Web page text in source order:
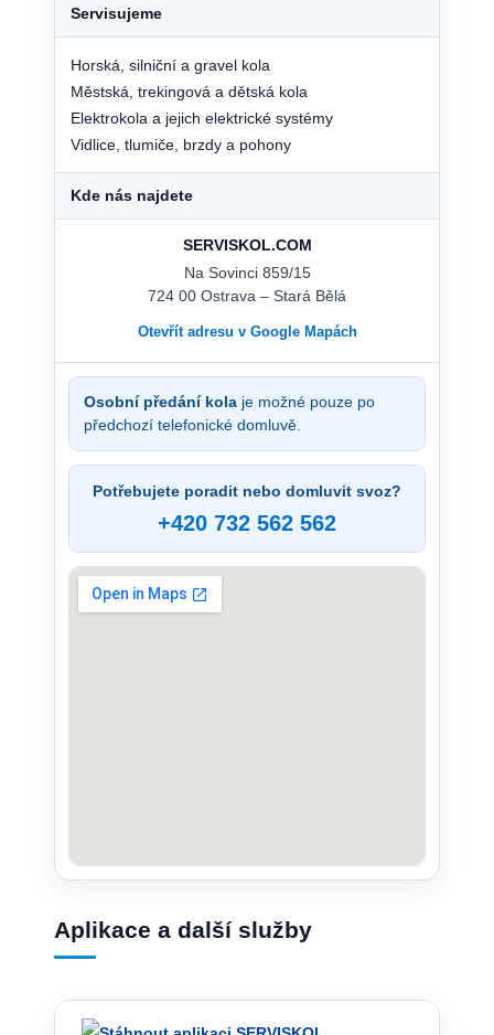
Servisujeme
Horská, silniční a gravel kola
Městská, trekingová a dětská kola
Elektrokola a jejich elektrické systémy
Vidlice, tlumiče, brzdy a pohony
Kde nás najdete
SERVISKOL.COM
Na Sovinci 859/15
724 00 Ostrava – Stará Bělá
Otevřít adresu v Google Mapách
Osobní předání kola je možné pouze po
předchozí telefonické domluvě.
Potřebujete poradit nebo domluvit svoz?
+420 732 562 562
Aplikace a další služby